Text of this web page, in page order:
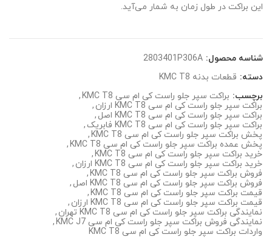
این براکت در طول زمان به شمار می‌آید.
شناسه محصول: 2803401P306A
دسته: قطعات بدنه KMC T8
برچسب: براکت سپر جلو راست کی ام سی KMC T8
,
براکت سپر جلو راست کی ام سی KMC T8 ارزان
,
براکت سپر جلو راست کی ام سی KMC T8 اصل
,
براکت سپر جلو راست کی ام سی KMC T8 فابریک
,
پخش براکت سپر جلو راست کی ام سی KMC T8
,
پخش عمده براکت سپر جلو راست کی ام سی KMC T8
,
خرید براکت سپر جلو راست کی ام سی KMC T8
,
خرید براکت سپر جلو راست کی ام سی KMC T8 ارزان
,
فروش براکت سپر جلو راست کی ام سی KMC T8
,
فروش براکت سپر جلو راست کی ام سی KMC T8 اصل
,
قیمت براکت سپر جلو راست کی ام سی KMC T8
,
قیمت براکت سپر جلو راست کی ام سی KMC T8 ارزان
,
نمایندگی براکت سپر جلو راست کی ام سی KMC T8 تهران
,
نمایندگی فروش براکت سپر جلو راست کی ام سی KMC J7
,
واردات براکت سپر جلو راست کی ام سی KMC T8